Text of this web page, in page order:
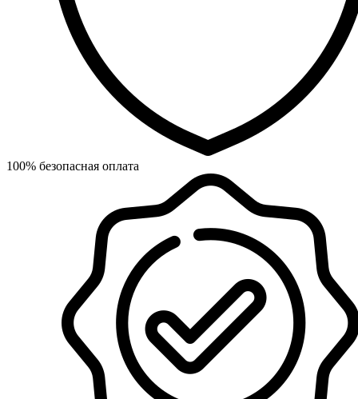
100% безопасная оплата